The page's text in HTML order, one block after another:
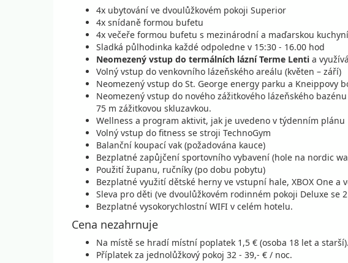
září 2026
02.09. - 06.09.26
středa - neděle
polopenze s nápoji
vlastní
06.09. - 10.09.26
neděle - čtvrtek
polopenze s nápoji
09.09. - 13.09.26
středa - neděle
polopenze s nápoji
13.09. - 17.09.26
neděle - čtvrtek
vlastní
16.09. - 20.09.26
středa - neděle
vlastní
4x ubytování ve dvoulůžkovém pokoji Superior
4x snídaně formou bufetu
4x večeře formou bufetu s mezinárodní a maďarskou
Sladká půlhodinka každé odpoledne v 15:30 - 16.00 hod
Neomezený vstup do termálních lázní Terme Lenti a
Volný vstup do venkovního lázeňského areálu (květen – září)
Neomezený vstup do St. George energy parku a Kneippovy
Neomezený vstup do nového zážitkového lázeňského
75 m zážitkovou skluzavkou.
Wellness a program aktivit, jak je uvedeno v týdenním plánu
Volný vstup do fitness se stroji TechnoGym
Balanční koupací vak (požadována kauce)
Bezplatné zapůjčení sportovního vybavení (hole na nordic
Použití županu, ručníky (po dobu pobytu)
Bezplatné využití dětské herny ve vstupní hale, XBOX One a
Sleva pro děti (ve dvoulůžkovém rodinném pokoji Deluxe se
Bezplatné vysokorychlostní WIFI v celém hotelu.
Cena nezahrnuje
Na místě se hradí místní poplatek 1,5 € (osoba 18 let a starší).
Příplatek za jednolůžkový pokoj 32 - 39,- € / noc.